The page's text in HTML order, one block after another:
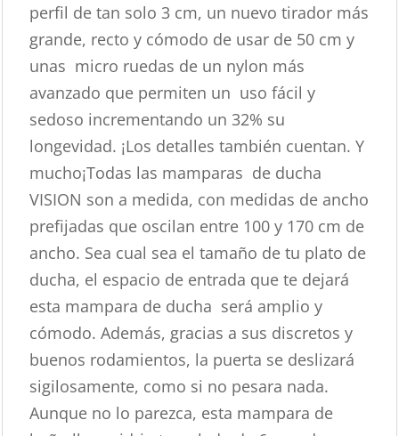
perfil de tan solo 3 cm, un nuevo tirador más
grande, recto y cómodo de usar de 50 cm y
unas micro ruedas de un nylon más
avanzado que permiten un uso fácil y
sedoso incrementando un 32% su
longevidad. ¡Los detalles también cuentan. Y
mucho¡Todas las mamparas de ducha
VISION son a medida, con medidas de ancho
prefijadas que oscilan entre 100 y 170 cm de
ancho. Sea cual sea el tamaño de tu plato de
ducha, el espacio de entrada que te dejará
esta mampara de ducha será amplio y
cómodo. Además, gracias a sus discretos y
buenos rodamientos, la puerta se deslizará
sigilosamente, como si no pesara nada.
Aunque no lo parezca, esta mampara de